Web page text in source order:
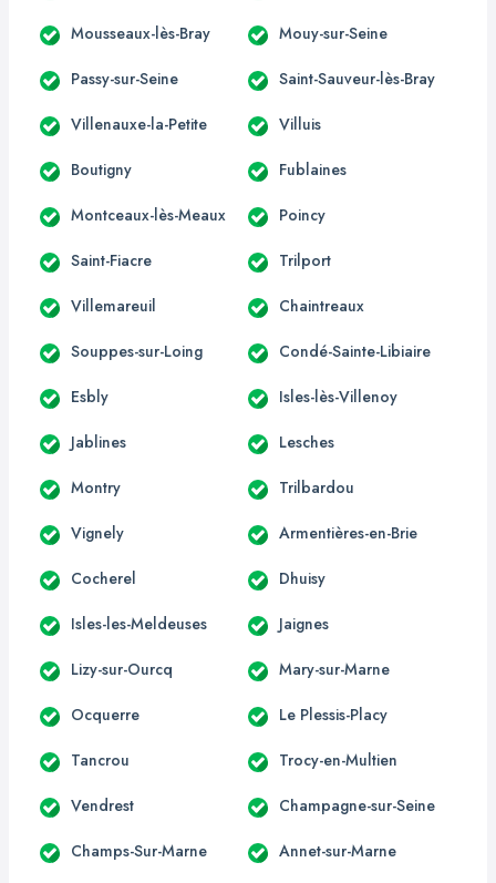
Mousseaux-lès-Bray Mouy-sur-Seine
Passy-sur-Seine Saint-Sauveur-lès-Bray
Villenauxe-la-Petite Villuis
Boutigny Fublaines
Montceaux-lès-Meaux Poincy
Saint-Fiacre Trilport
Villemareuil Chaintreaux
Souppes-sur-Loing Condé-Sainte-Libiaire
Esbly Isles-lès-Villenoy
Jablines Lesches
Montry Trilbardou
Vignely Armentières-en-Brie
Cocherel Dhuisy
Isles-les-Meldeuses Jaignes
Lizy-sur-Ourcq Mary-sur-Marne
Ocquerre Le Plessis-Placy
Tancrou Trocy-en-Multien
Vendrest Champagne-sur-Seine
Champs-Sur-Marne Annet-sur-Marne